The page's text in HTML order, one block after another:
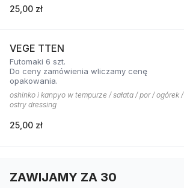
25,00 zł
VEGE TTEN
Futomaki 6 szt.
Do ceny zamówienia wliczamy cenę
opakowania.
oshinko i kanpyo w tempurze / sałata / por / ogórek /
ostry dressing
25,00 zł
ZAWIJAMY ZA 30